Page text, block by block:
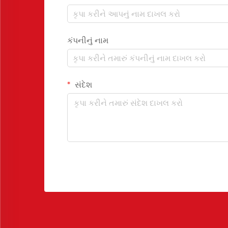
કંપનીનું નામ
સંદેશ